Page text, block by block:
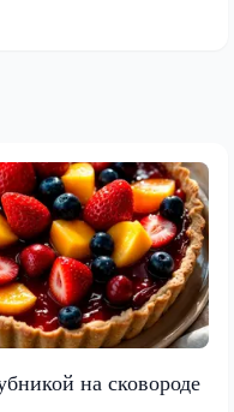
на сковороде